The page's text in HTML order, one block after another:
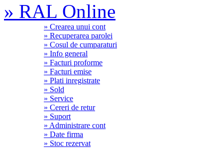
» RAL Online
» Crearea unui cont
» Recuperarea parolei
» Cosul de cumparaturi
» Info general
» Facturi proforme
» Facturi emise
» Plati inregistrate
» Sold
» Service
» Cereri de retur
» Suport
» Administrare cont
» Date firma
» Stoc rezervat